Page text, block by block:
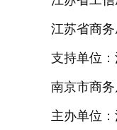
江苏省商
支持单位
南京市商务
主办单位